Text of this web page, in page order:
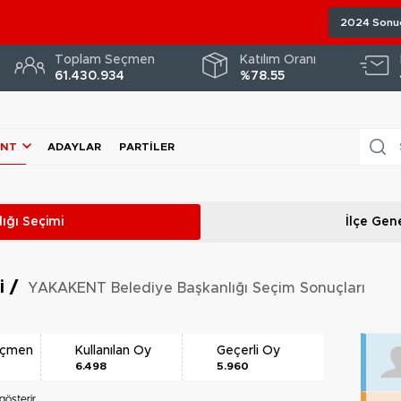
2024
Toplam Seçmen
61.430.934
Katılım Oranı
%78.55
ADAYLAR PARTILER
Seçimi İlçe
/ YAKAKENT Belediye Başkanlığı Seçim Sonuçları
Kullanılan Oy
6.498
Geçerli Oy
5.960